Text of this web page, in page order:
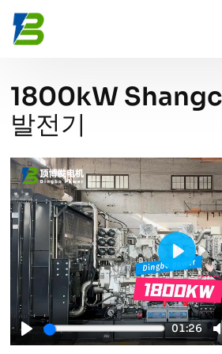
1800kW
발전기
Play
01:26
Play